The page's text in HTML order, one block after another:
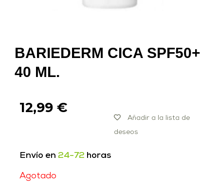
BARIEDERM CICA SPF50+
40 ML.
12,99 €
Añadir a la lista de
deseos
Envío en 24-72 horas
Agotado